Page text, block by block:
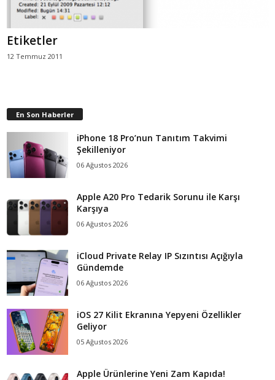
Etiketler
12 Temmuz 2011
En Son Haberler
iPhone 18 Pro’nun Tanıtım Takvimi
Şekilleniyor
06 Ağustos 2026
Apple A20 Pro Tedarik Sorunu ile Karşı
Karşıya
06 Ağustos 2026
iCloud Private Relay IP Sızıntısı Açığıyla
Gündemde
06 Ağustos 2026
iOS 27 Kilit Ekranına Yepyeni Özellikler
Geliyor
05 Ağustos 2026
Apple Ürünlerine Yeni Zam Kapıda!